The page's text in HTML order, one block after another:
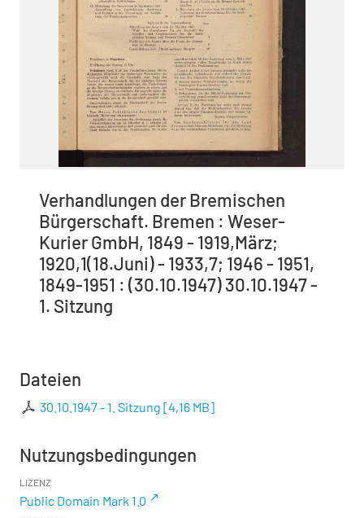
Verhandlungen der Bremischen
Bürgerschaft. Bremen : Weser-
Kurier GmbH, 1849 - 1919,März;
1920,1(18.Juni) - 1933,7; 1946 - 1951,
1849-1951 : (30.10.1947) 30.10.1947 -
1. Sitzung
Dateien
30.10.1947 - 1. Sitzung [4,16 MB]
Nutzungsbedingungen
LIZENZ
Public Domain Mark 1.0